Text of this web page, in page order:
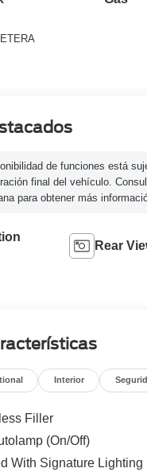
de funciones está
final del vehículo.
para obtener más
Rear
Interior
Filler
(On/Off)
With Signature Lighting